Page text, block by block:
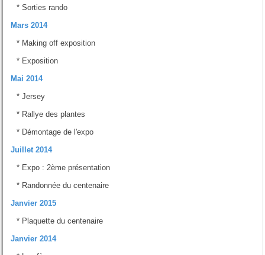
* Sorties rando
Mars 2014
* Making off exposition
* Exposition
Mai 2014
* Jersey
* Rallye des plantes
* Démontage de l'expo
Juillet 2014
* Expo : 2ème présentation
* Randonnée du centenaire
Janvier 2015
* Plaquette du centenaire
Janvier 2014